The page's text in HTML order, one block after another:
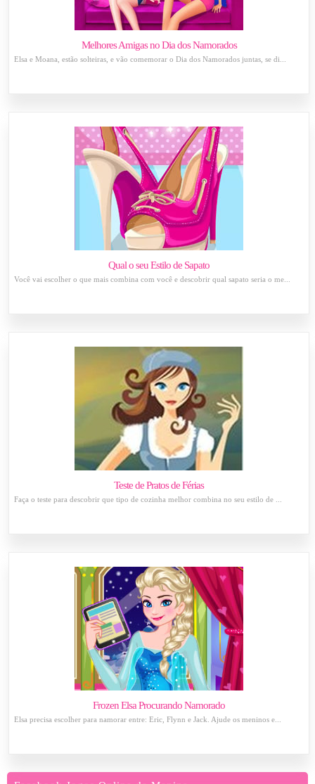
Melhores Amigas no Dia dos Namorados
Elsa e Moana, estão solteiras, e vão comemorar o Dia dos Namorados juntas, se di...
Qual o seu Estilo de Sapato
Você vai escolher o que mais combina com você e descobrir qual sapato seria o me...
Teste de Pratos de Férias
Faça o teste para descobrir que tipo de cozinha melhor combina no seu estilo de ...
Frozen Elsa Procurando Namorado
Elsa precisa escolher para namorar entre: Eric, Flynn e Jack. Ajude os meninos e...